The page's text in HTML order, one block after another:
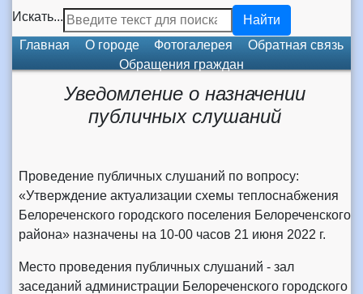
Искать...
Найти
Главная
О городе Фотогалерея
Обратная связь
Обращения граждан
Уведомление о назначении
публичных слушаний
Проведение публичных слушаний по вопросу:
«Утверждение актуализации схемы теплоснабжения
Белореченского городского поселения Белореченского
района» назначены на 10-00 часов 21 июня 2022 г.
Место проведения публичных слушаний - зал
заседаний администрации Белореченского городского